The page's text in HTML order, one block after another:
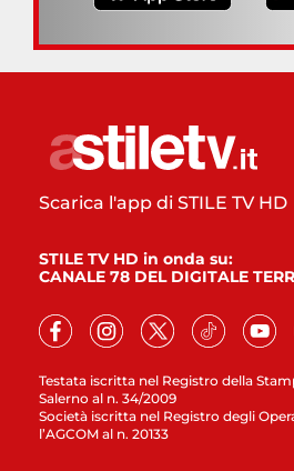
Testata iscritta nel Registro della
Salerno al n. 34/2009
Società iscritta nel Registro degli
l’AGCOM al n. 20133
Scarica l'app di STILE TV HD
STILE TV HD in onda su:
CANALE 78 DEL DIGITALE